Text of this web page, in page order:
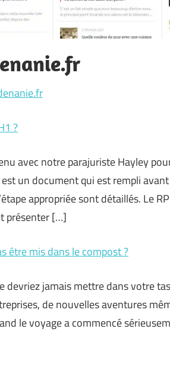
?
avec notre parajuriste Hayley
un document qui est rempli
appropriée sont détaillés. Le
présenter […]
être mis dans le compost ?
devriez jamais mettre dans votre
de nouvelles aventures
le voyage a commencé